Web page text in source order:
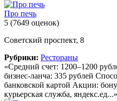
Про печь
5 (7649 оценок)
Советский проспект, 8
Рубрики: Рестораны
«Средний счет: 1200–1200
бизнес-ланча: 335 рублей
банковской картой Акции:
курьерская служба, яндекс.ед...»